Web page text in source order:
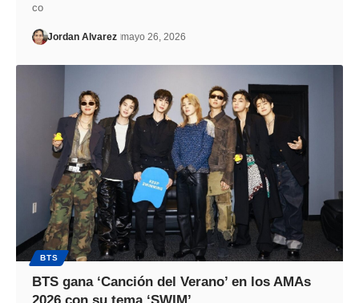
co
Jordan Alvarez mayo 26, 2026
BTS
BTS gana ‘Canción del Verano’ en los AMAs